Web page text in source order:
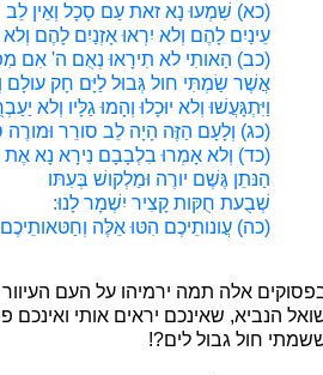
(כא) שִׁמְעוּ נָא זאת עַם סָכָל וְאֵין לֵב
עֵינַיִם לָהֶם וְלא יִרְאוּ אָזְנַיִם לָהֶם
(כב) הַאותִי לא תִירָאוּ נְאֻם ה' אִם
אֲשֶׁר שַׂמְתִּי חול גְּבוּל לַיָּם חָק עולָם
וַיִּתְגָּעֲשׁוּ וְלא יוּכָלוּ וְהָמוּ גַלָּיו וְלא
(כג) וְלָעָם הַזֶּה הָיָה לֵב סורֵר וּמורֶה
(כד) וְלא אָמְרוּ בִלְבָבָם נִירָא נָא אֶת
הַנּתֵן גֶּשֶׁם יורֶה וּמַלְקושׁ בְּעִתּו
שְׁבֻעת חֻקּות קָצִיר יִשְׁמָר לָנוּ:
(כה) עֲונותֵיכֶם הִטּוּ אֵלֶּה
אלה תמה ירמיהו על העם העיוור
הנביא, שאינכם יראים אותי ואינכם
חול גבול לים?!